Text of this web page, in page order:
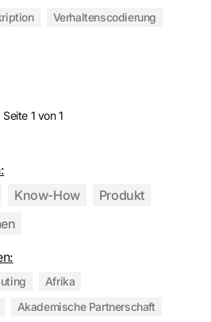
Verhaltenscodierung
Seite 1 von 1
Know-How
Produkt
Afrika
Akademische Partnerschaft